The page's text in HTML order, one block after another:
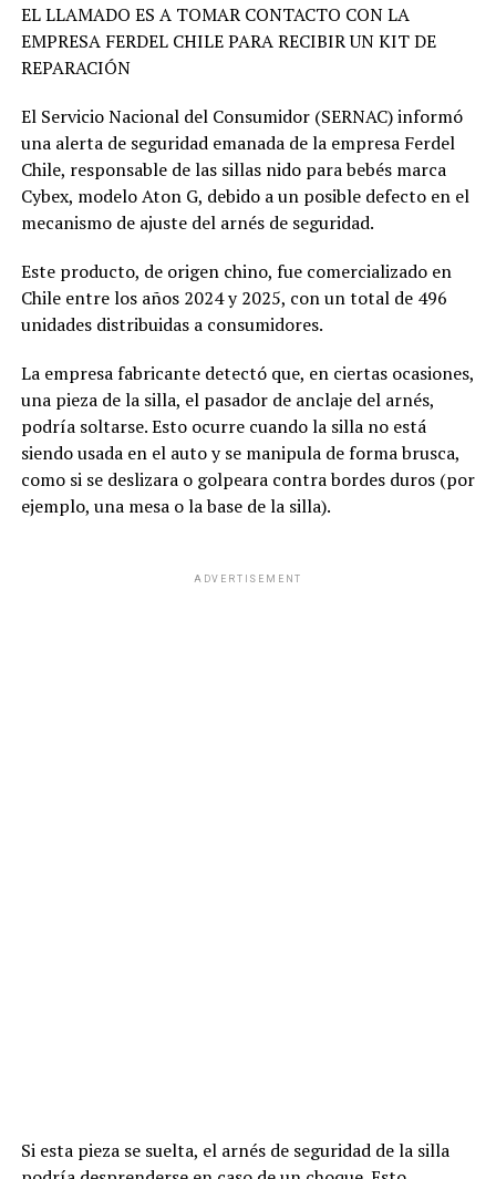
EL LLAMADO ES A TOMAR CONTACTO CON LA
EMPRESA FERDEL CHILE PARA RECIBIR UN KIT DE
REPARACIÓN
El Servicio Nacional del Consumidor (SERNAC) informó
una alerta de seguridad emanada de la empresa Ferdel
Chile, responsable de las sillas nido para bebés marca
Cybex, modelo Aton G, debido a un posible defecto en el
mecanismo de ajuste del arnés de seguridad.
Este producto, de origen chino, fue comercializado en
Chile entre los años 2024 y 2025, con un total de 496
unidades distribuidas a consumidores.
La empresa fabricante detectó que, en ciertas ocasiones,
una pieza de la silla, el pasador de anclaje del arnés,
podría soltarse. Esto ocurre cuando la silla no está
siendo usada en el auto y se manipula de forma brusca,
como si se deslizara o golpeara contra bordes duros (por
ejemplo, una mesa o la base de la silla).
ADVERTISEMENT
Si esta pieza se suelta, el arnés de seguridad de la silla